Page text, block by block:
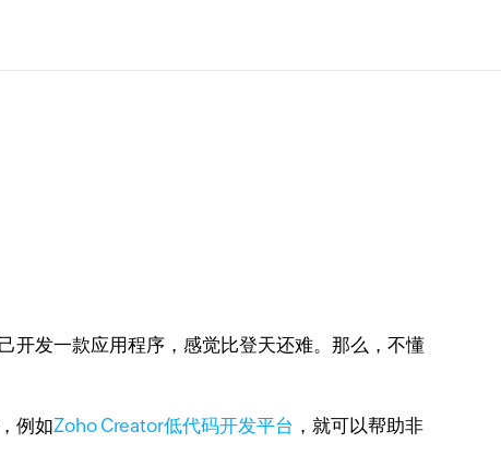
开发一款应用程序，感觉比登天还难。那么，不懂
例如Zoho Creator低代码开发平台 ，就可以帮助非